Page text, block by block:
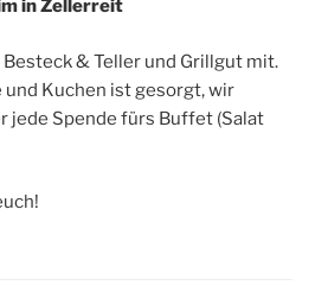
in Zellerreit
& Teller und Grillgut mit.
und Kuchen ist gesorgt, wir
jede Spende fürs Buffet (Salat